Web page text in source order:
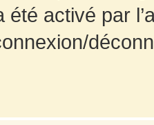
été activé par